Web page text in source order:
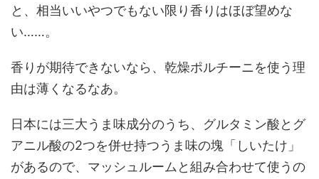
と、相当いいやつでもない限り香りはほぼ望めな
い……。
香りが期待できないなら、乾燥ポルチーニを使う理
由は薄くなるなあ。
日本には三大うま味成分のうち、グルタミン酸とグ
アニル酸の2つを併せ持つうま味の塊「しいたけ」
があるので、マッシュルームと組み合わせて使うの